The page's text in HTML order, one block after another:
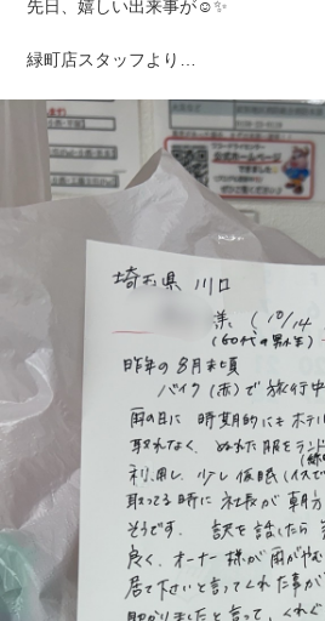
先日、嬉しい出来事が☺️✨
緑町店スタッフより…